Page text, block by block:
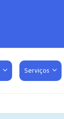
Serviços